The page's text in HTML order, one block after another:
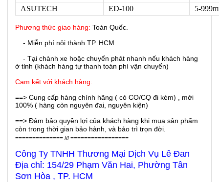
ASUTECH
ED-100 5-
Phương thức giao hàng: Toàn Quốc.
- Miễn phí nội thành TP. HCM
- Tại chành xe hoặc chuyển phát nhanh nếu khách hàng
ở tỉnh (khách hàng tự thanh toán phí vận chuyển)
Cam kết với khách hàng:
==> Cung cấp hàng chính hãng ( có CO/CQ đi kèm) , mới
100% ( hàng còn nguyên đai, nguyên kiện)
==> Đảm bảo quyền lợi của khách hàng khi mua sản phẩm
còn trong thời gian bảo hành, và bảo trì trọn đời.
============== /// =================
Công Ty TNHH Thương Mại Dịch Vụ Lê Đan
Địa chỉ: 154/29 Phạm Văn Hai, Phường Tân
Sơn Hòa , TP. HCM